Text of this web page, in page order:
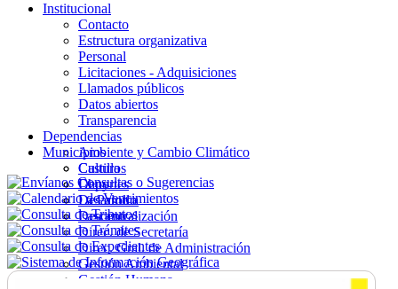
Institucional
Contacto
Estructura organizativa
Personal
Licitaciones - Adquisiciones
Llamados públicos
Datos abiertos
Transparencia
Dependencias
Ambiente y Cambio Climático
Cultura
Deportes
Desarrollo
Descentralización
Direc. de Secretaría
Direc. Gral. de Administración
Gestión Ambiental
Gestión Humana
Municipios
Castillos
Chuy
La Paloma
Lascano